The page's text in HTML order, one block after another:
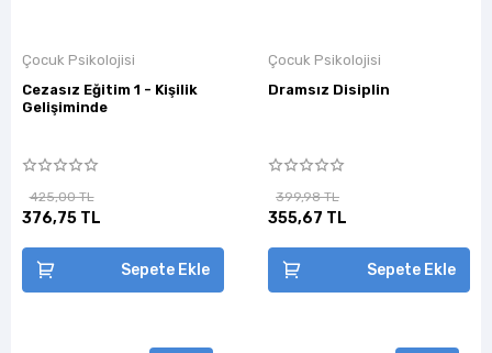
Çocuk Psikolojisi
Cezasız Eğitim 1 - Kişilik
Gelişiminde
425,00 TL
376,75 TL
Sepete Ekle
Çocuk Psikolojisi
Dramsız Disiplin
399,98 TL
355,67 TL
Sepete Ekle